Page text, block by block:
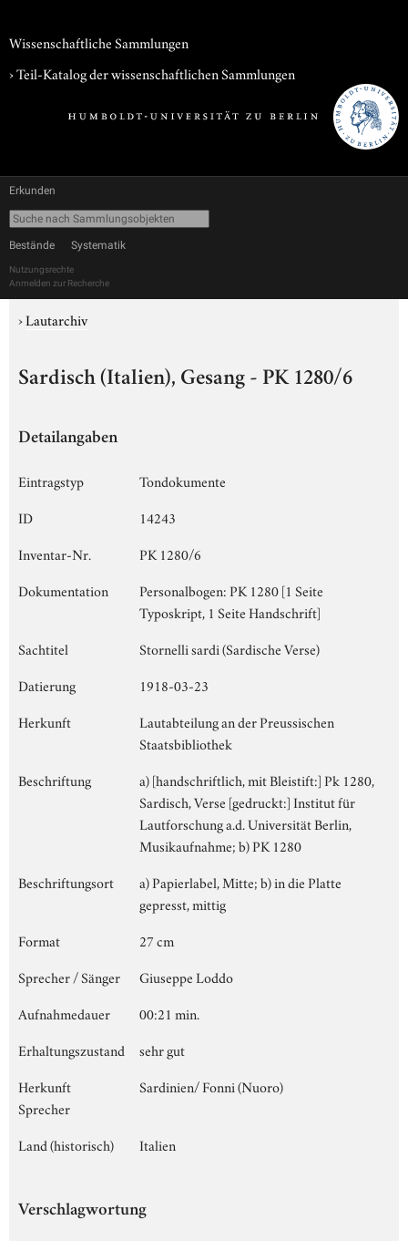
Wissenschaftliche Sammlungen
› Teil-Katalog der wissenschaftlichen Sammlungen
Erkunden
Bestände Systematik
Nutzungsrechte
Anmelden zur Recherche
›Lautarchiv
Sardisch (Italien), Gesang - PK 1280/6
Detailangaben
Eintragstyp
Tondokumente
ID
14243
Inventar-Nr.
PK 1280/6
Dokumentation
Personalbogen: PK 1280 [1 Seite
Typoskript, 1 Seite Handschrift]
Sachtitel
Stornelli sardi (Sardische Verse)
Datierung
1918-03-23
Herkunft
Lautabteilung an der Preussischen
Staatsbibliothek
Beschriftung
a) [handschriftlich, mit Bleistift:] Pk 1280,
Sardisch, Verse [gedruckt:] Institut für
Lautforschung a.d. Universität Berlin,
Musikaufnahme; b) PK 1280
Beschriftungsort
a) Papierlabel, Mitte; b) in die Platte
gepresst, mittig
Format
27 cm
Sprecher / Sänger
Giuseppe Loddo
Aufnahmedauer
00:21 min.
Erhaltungszustand
sehr gut
Herkunft
Sprecher
Sardinien/ Fonni (Nuoro)
Land (historisch) Italien
Verschlagwortung